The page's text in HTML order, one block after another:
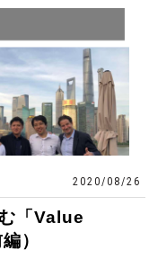
2020/08/26
「Value
）